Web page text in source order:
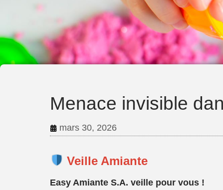
Menace invisible
mars 30, 2026
Veille Amiante
Easy Amiante S.A. veille pour vous !